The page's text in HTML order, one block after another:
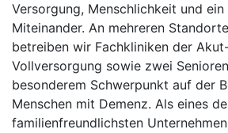
Versorgung, Menschlichkeit und
Miteinander. An mehreren
betreiben wir Fachkliniken der
Vollversorgung sowie zwei
besonderem Schwerpunkt auf der
Menschen mit Demenz. Als eines
familienfreundlichsten